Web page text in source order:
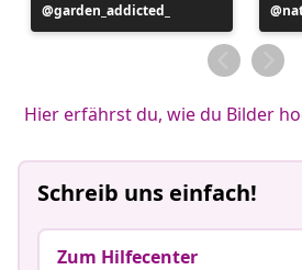
Beitrag
veröffentlicht
garden_addicted_
von
Hier erfährst du, wie du Bilder
Schreib uns einfach!
Zum Hilfecenter